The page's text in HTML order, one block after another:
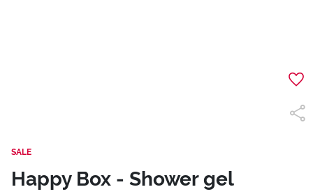
SALE
Happy Box - Shower gel